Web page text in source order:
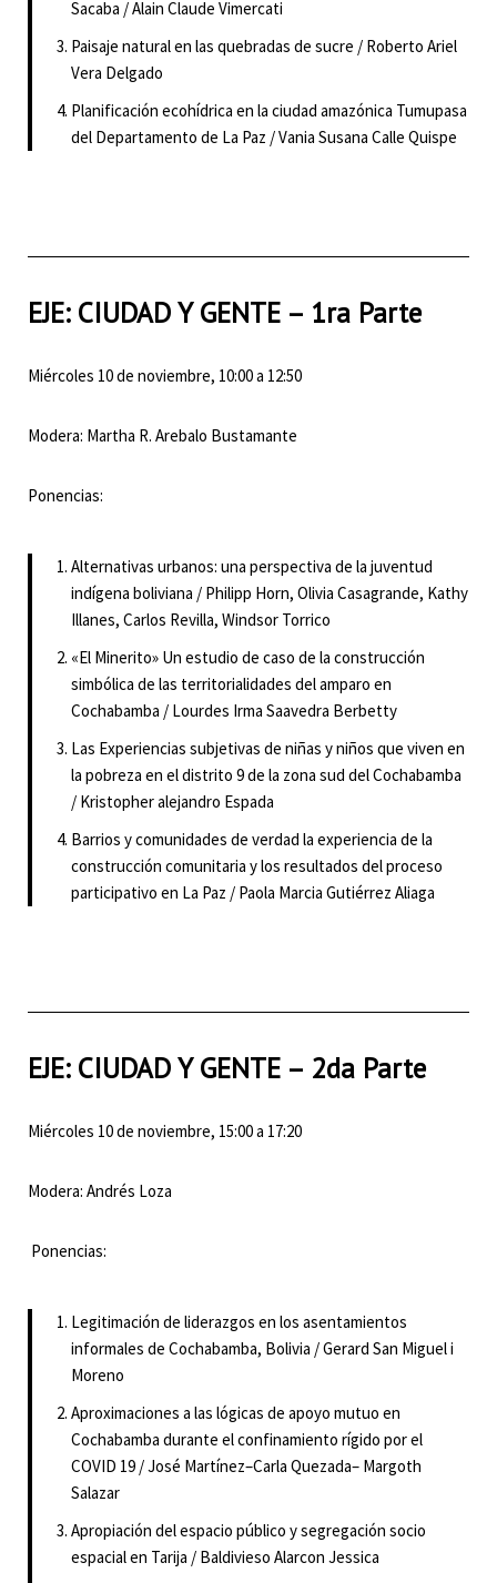
Sacaba / Alain Claude Vimercati
Paisaje natural en las quebradas de sucre / Roberto Ariel
Vera Delgado
Planificación ecohídrica en la ciudad amazónica Tumupasa
del Departamento de La Paz / Vania Susana Calle Quispe
EJE: CIUDAD Y GENTE – 1ra Parte
Miércoles 10 de noviembre, 10:00 a 12:50
Modera: Martha R. Arebalo Bustamante
Ponencias:
Alternativas urbanos: una perspectiva de la juventud
indígena boliviana / Philipp Horn, Olivia Casagrande, Kathy
Illanes, Carlos Revilla, Windsor Torrico
«El Minerito» Un estudio de caso de la construcción
simbólica de las territorialidades del amparo en
Cochabamba / Lourdes Irma Saavedra Berbetty
Las Experiencias subjetivas de niñas y niños que viven en
la pobreza en el distrito 9 de la zona sud del Cochabamba
/ Kristopher alejandro Espada
Barrios y comunidades de verdad la experiencia de la
construcción comunitaria y los resultados del proceso
participativo en La Paz / Paola Marcia Gutiérrez Aliaga
EJE: CIUDAD Y GENTE – 2da Parte
Miércoles 10 de noviembre, 15:00 a 17:20
Modera: Andrés Loza
Ponencias:
Legitimación de liderazgos en los asentamientos
informales de Cochabamba, Bolivia / Gerard San Miguel i
Moreno
Aproximaciones a las lógicas de apoyo mutuo en
Cochabamba durante el confinamiento rígido por el
COVID 19 / José Martínez–Carla Quezada– Margoth
Salazar
Apropiación del espacio público y segregación socio
espacial en Tarija / Baldivieso Alarcon Jessica